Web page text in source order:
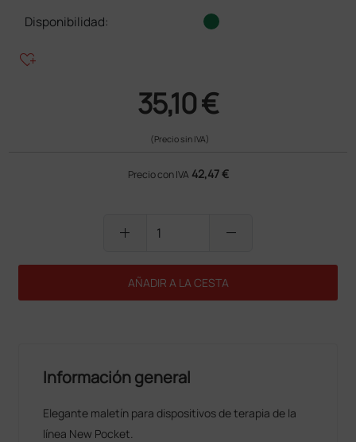
Disponibilidad:
heart_plus
35,10 €
(Precio sin IVA)
Precio con IVA 42,47 €
add remove
AÑADIR A LA CESTA
Información general
Elegante maletín para dispositivos de terapia de la
línea New Pocket.